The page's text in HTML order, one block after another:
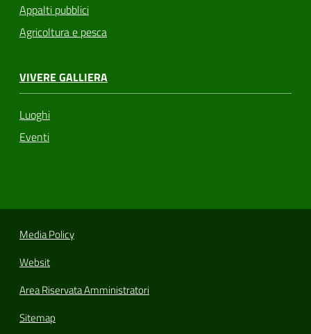
Appalti pubblici
Agricoltura e pesca
VIVERE GALLIERA
Luoghi
Eventi
Media Policy
Websit
Area Riservata Amministratori
Sitemap